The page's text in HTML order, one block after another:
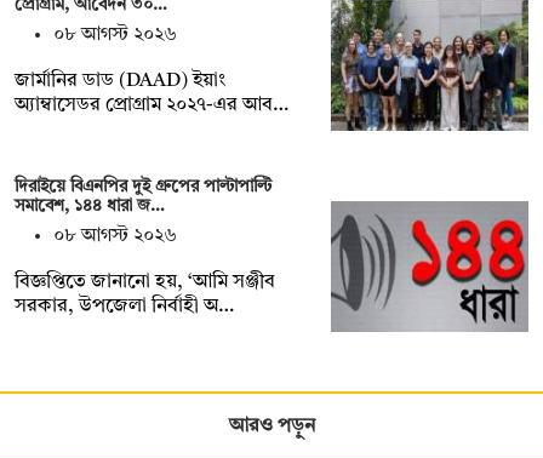
প্রোগ্রাম, আবেদন ৩০…
০৮ আগস্ট ২০২৬
জার্মানির ডাড (DAAD) ইয়াং
অ্যাম্বাসেডর প্রোগ্রাম ২০২৭-এর আব…
দিরাইয়ে বিএনপির দুই গ্রুপের পাল্টাপাল্টি
সমাবেশ, ১৪৪ ধারা জ…
০৮ আগস্ট ২০২৬
বিজ্ঞপ্তিতে জানানো হয়, ‘আমি সঞ্জীব
সরকার, উপজেলা নির্বাহী অ…
আরও পড়ুন